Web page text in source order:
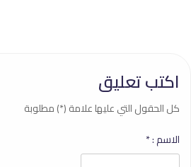
اكتب تعليق
كل الحقول التي عليها علامة (*) مطلوبة
الاسم :*